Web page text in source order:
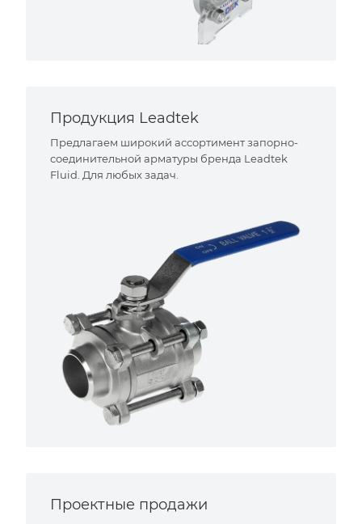
Продукция Leadtek
Предлагаем широкий ассортимент запорно-
соединительной арматуры бренда Leadtek
Fluid. Для любых задач.
Проектные продажи